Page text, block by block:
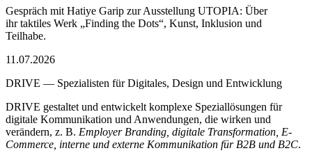
Gespräch mit Hatiye Garip zur Ausstellung UTOPIA: Über
ihr taktiles Werk „Finding the Dots“, Kunst, Inklusion und
Teilhabe.
11.07.2026
DRIVE — Spezialisten für Digitales, Design und Entwicklung
DRIVE gestaltet und entwickelt komplexe Speziallösungen für
digitale Kommunikation und Anwendungen, die wirken und
verändern, z. B. Employer Branding, digitale Transformation, E-
Commerce, interne und externe Kommunikation für B2B und B2C.